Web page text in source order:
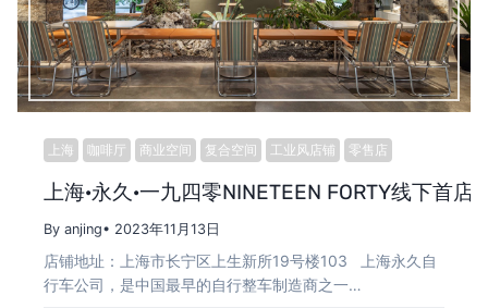
上海 咖啡厅 商业空间 复合空间 工业风店铺 零售店
上海·永久·一九四零NINETEEN FORTY线下首店
By anjing• 2023年11月13日
店铺地址：上海市长宁区上生新所19号楼103 上海永久自
行车公司，是中国最早的自行整车制造商之一…